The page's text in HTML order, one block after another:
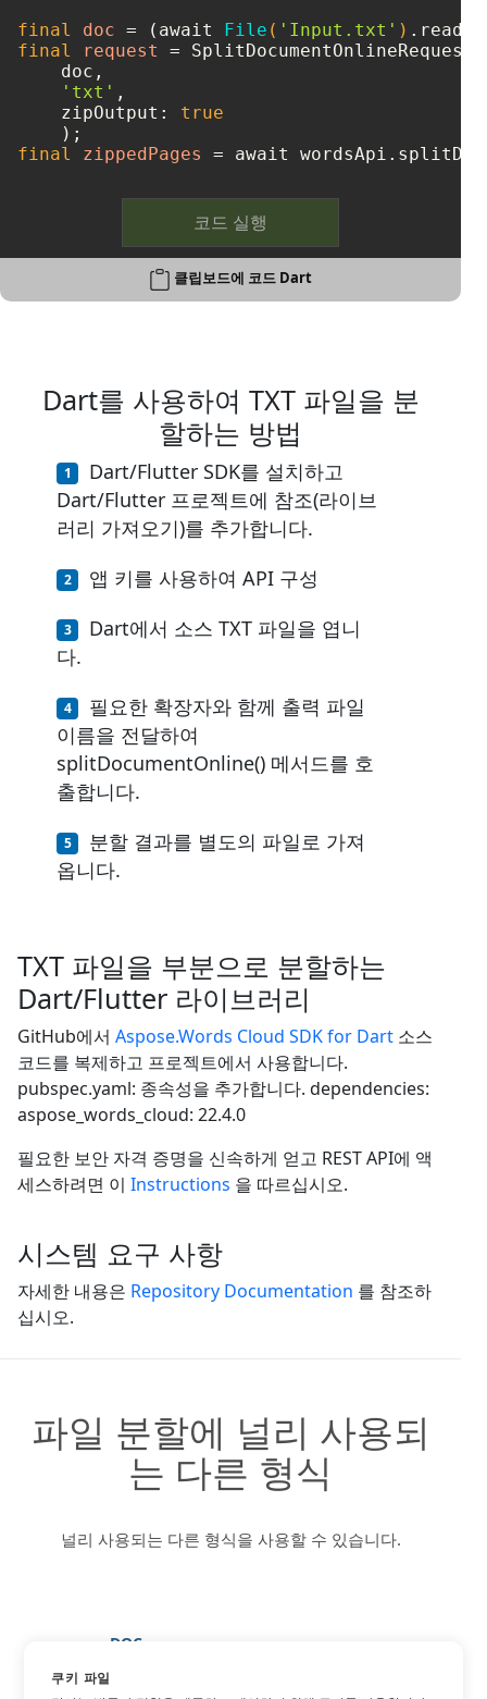
final
doc = (await File ( 'Input.txt' )
final
request = SplitDocumentOnlineRequest(
    doc,
'txt' ,
    zipOutput:
true
final
zippedPages = await
코드 실행
클립보드에 코드 Dart
Dart를 사용하여 TXT 파일을 분
할하는 방법
Dart/Flutter SDK를 설치하고
Dart/Flutter 프로젝트에 참조(라이브
러리 가져오기)를 추가합니다.
앱 키를 사용하여 API 구성
Dart에서 소스 TXT 파일을 엽니
다.
필요한 확장자와 함께 출력 파일
이름을 전달하여
splitDocumentOnline() 메서드를 호
출합니다.
분할 결과를 별도의 파일로 가져
옵니다.
TXT 파일을 부분으로 분할하는
Dart/Flutter 라이브러리
GitHub에서 Aspose.Words Cloud SDK for Dart 소스
코드를 복제하고 프로젝트에서 사용합니다.
pubspec.yaml: 종속성을 추가합니다. dependencies:
aspose_words_cloud: 22.4.0
필요한 보안 자격 증명을 신속하게 얻고 REST API에 액
세스하려면 이 Instructions 을 따르십시오.
시스템 요구 사항
자세한 내용은 Repository Documentation 를 참조하
십시오.
파일 분할에 널리 사용되
는 다른 형식
널리 사용되는 다른 형식을 사용할 수 있습니다.
DOC
쿠키 파일